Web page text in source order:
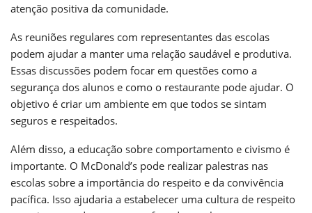
atenção positiva da comunidade.
As reuniões regulares com representantes das escolas
podem ajudar a manter uma relação saudável e produtiva.
Essas discussões podem focar em questões como a
segurança dos alunos e como o restaurante pode ajudar. O
objetivo é criar um ambiente em que todos se sintam
seguros e respeitados.
Além disso, a educação sobre comportamento e civismo é
importante. O McDonald’s pode realizar palestras nas
escolas sobre a importância do respeito e da convivência
pacífica. Isso ajudaria a estabelecer uma cultura de respeito